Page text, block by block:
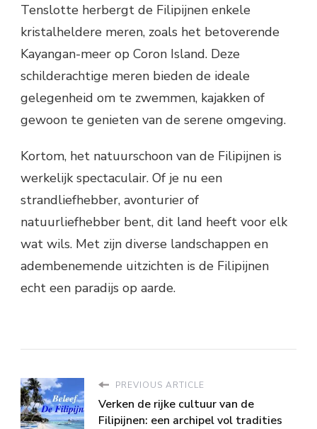
Tenslotte herbergt de Filipijnen enkele
kristalheldere meren, zoals het betoverende
Kayangan-meer op Coron Island. Deze
schilderachtige meren bieden de ideale
gelegenheid om te zwemmen, kajakken of
gewoon te genieten van de serene omgeving.
Kortom, het natuurschoon van de Filipijnen is
werkelijk spectaculair. Of je nu een
strandliefhebber, avonturier of
natuurliefhebber bent, dit land heeft voor elk
wat wils. Met zijn diverse landschappen en
adembenemende uitzichten is de Filipijnen
echt een paradijs op aarde.
PREVIOUS ARTICLE
Verken de rijke cultuur van de
Filipijnen: een archipel vol tradities